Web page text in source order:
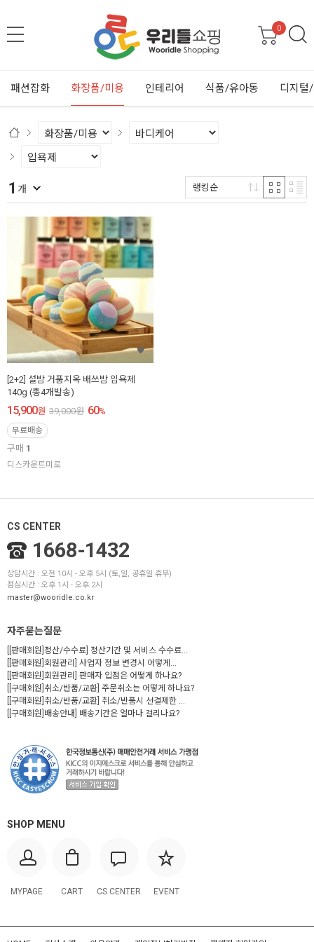
0
패션잡화 화장품/미용 인테리어 식품/유아동 디지털
1 개 랭킹순
[2+2] 설밤 거품지옥 배쓰밤 입욕제
140g (총4개발송)
15,900원 39,000원 60%
무료배송
구매 1
디스카운트미로
CS CENTER
1668-1432
상담시간 : 오전 10시 - 오후 5시 (토,일, 공휴일 휴무)
점심시간 : 오후 1시 - 오후 2시
master@wooridle.co.kr
자주묻는질문
[[판매회원]정산/수수료] 정산기간 및 서비스 수수료...
[[판매회원]회원관리] 사업자 정보 변경시 어떻게...
[[판매회원]회원관리] 판매자 입점은 어떻게 하나요?
[[구매회원]취소/반품/교환] 주문취소는 어떻게 하나요?
[[구매회원]취소/반품/교환] 취소/반품시 선결제한 ...
[[구매회원]배송안내] 배송기간은 얼마나 걸리나요?
SHOP MENU
MYPAGE CART CS CENTER EVENT